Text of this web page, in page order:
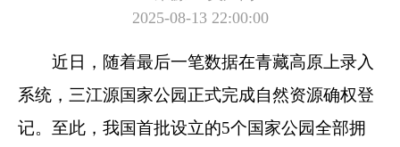
2025-08-13 22:00:00
近日，随着最后一笔数据在青藏高原上录入
系统，三江源国家公园正式完成自然资源确权登
记。至此，我国首批设立的5个国家公园全部拥